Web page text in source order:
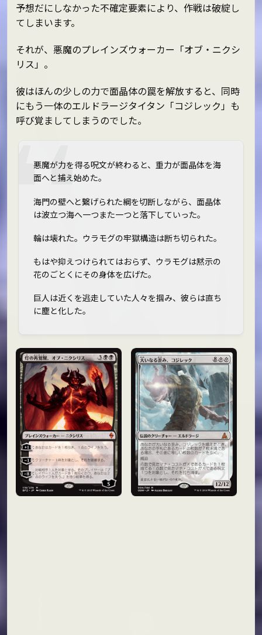
予想だにしなかった不確定要素により、作戦は破綻し
てしまいます。
それが、悪魔のプレインズウォーカー「オブ・ニクシ
リス」。
彼はほんの少しの力で面晶体の罠を解放すると、同時
にもう一体のエルドラージタイタン「コジレック」も
呼び覚ましてしまうのでした。
悪魔が力を得る呪文が終わると、重力が面晶体を海
面へと捕え始めた。
海門の壁へと繋げられた綱を切断しながら、面晶体
は波立つ海へ一つまた一つと落下していった。
輪は壊れた。ウラモグの牢獄構造は断ち切られた。
もはや抑えつけられてはおらず、ウラモグは黙示の
花のごとくにその身体を広げた。
巨人は近くを逃走していた人々を掴み、彼らは直ち
に塵と化した。